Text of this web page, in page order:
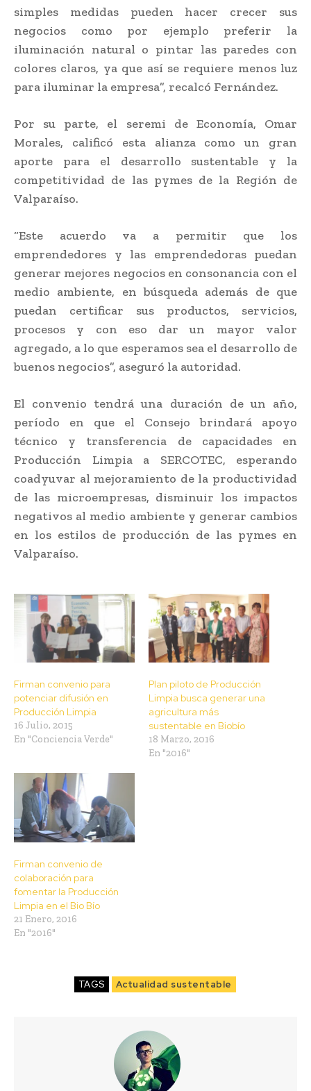
simples medidas pueden hacer crecer sus
negocios como por ejemplo preferir la
iluminación natural o pintar las paredes con
colores claros, ya que así se requiere menos luz
para iluminar la empresa”, recalcó Fernández.
Por su parte, el seremi de Economía, Omar
Morales, calificó esta alianza como un gran
aporte para el desarrollo sustentable y la
competitividad de las pymes de la Región de
Valparaíso.
“Este acuerdo va a permitir que los
emprendedores y las emprendedoras puedan
generar mejores negocios en consonancia con el
medio ambiente, en búsqueda además de que
puedan certificar sus productos, servicios,
procesos y con eso dar un mayor valor
agregado, a lo que esperamos sea el desarrollo de
buenos negocios”, aseguró la autoridad.
El convenio tendrá una duración de un año,
período en que el Consejo brindará apoyo
técnico y transferencia de capacidades en
Producción Limpia a SERCOTEC, esperando
coadyuvar al mejoramiento de la productividad
de las microempresas, disminuir los impactos
negativos al medio ambiente y generar cambios
en los estilos de producción de las pymes en
Valparaíso.
Firman convenio para
potenciar difusión en
Producción Limpia
16 Julio, 2015
En "Conciencia Verde"
Plan piloto de Producción
Limpia busca generar una
agricultura más
sustentable en Biobío
18 Marzo, 2016
En "2016"
Firman convenio de
colaboración para
fomentar la Producción
Limpia en el Bio Bío
21 Enero, 2016
En "2016"
TAGS Actualidad sustentable